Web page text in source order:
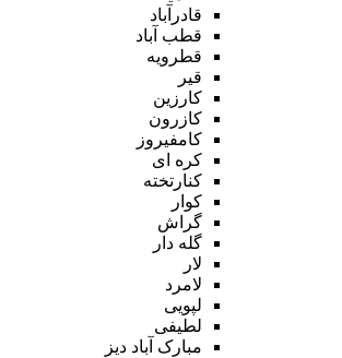
قادرآباد
قطب آباد
قطرویه
قیر
کارزین
کازرون
کامفیروز
کره ای
کنارتخته
کوار
گراش
گله دار
لار
لامرد
لپویی
لطیفی
مبارک آباد دیز